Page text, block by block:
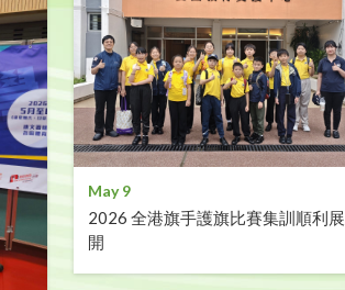
May 9
2026 全港旗手護旗比賽集訓順利展
開